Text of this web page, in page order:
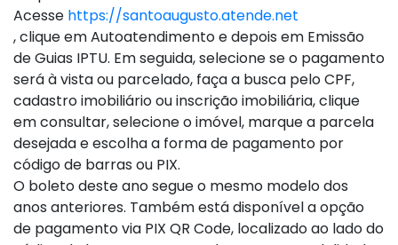
Acesse https://santoaugusto.atende.net
, clique em Autoatendimento e depois em Emissão
de Guias IPTU. Em seguida, selecione se o pagamento
será à vista ou parcelado, faça a busca pelo CPF,
cadastro imobiliário ou inscrição imobiliária, clique
em consultar, selecione o imóvel, marque a parcela
desejada e escolha a forma de pagamento por
código de barras ou PIX.
O boleto deste ano segue o mesmo modelo dos
anos anteriores. Também está disponível a opção
de pagamento via PIX QR Code, localizado ao lado do